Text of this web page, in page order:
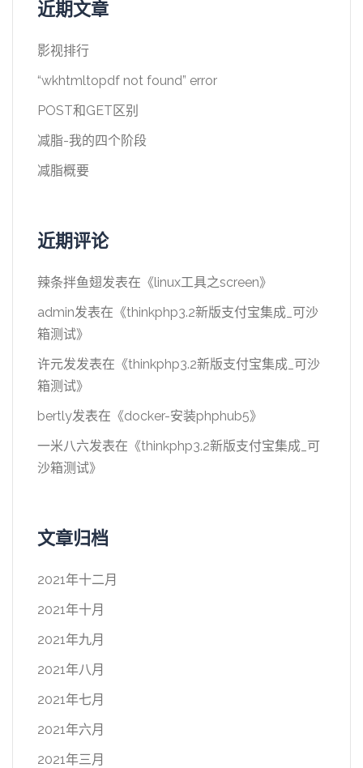
近期文章
影视排行
“wkhtmltopdf not found” error
POST和GET区别
减脂-我的四个阶段
减脂概要
近期评论
辣条拌鱼翅发表在《linux工具之screen》
admin发表在《thinkphp3.2新版支付宝集成_可沙
箱测试》
许元发发表在《thinkphp3.2新版支付宝集成_可沙
箱测试》
bertly发表在《docker-安装phphub5》
一米八六发表在《thinkphp3.2新版支付宝集成_可
沙箱测试》
文章归档
2021年十二月
2021年十月
2021年九月
2021年八月
2021年七月
2021年六月
2021年三月